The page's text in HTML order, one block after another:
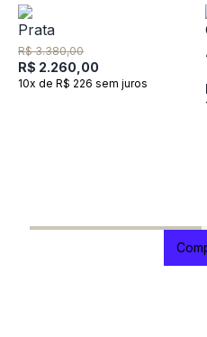
Prata 925
R$ 3.380,00
R$ 2.260,00
10x de R$ 226 sem juros